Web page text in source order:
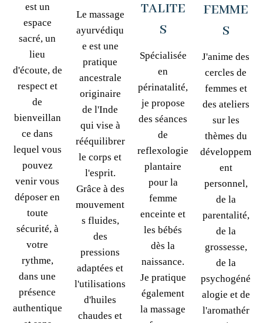
est un
espace
sacré, un
lieu
d'écoute, de
respect et
de
bienveillan
ce dans
lequel vous
pouvez
venir vous
déposer en
toute
sécurité, à
votre
rythme,
dans une
présence
authentique
Le massage
ayurvédiqu
e est une
pratique
ancestrale
originaire
de l'Inde
qui vise à
rééquilibrer
le corps et
l'esprit.
Grâce à des
mouvement
s fluides,
des
pressions
adaptées et
l'utilisations
d'huiles
chaudes et
TALITE
S
Spécialisée
en
périnatalité,
je propose
des séances
de
reflexologie
plantaire
pour la
femme
enceinte et
les bébés
dès la
naissance.
Je pratique
également
la massage
FEMME
S
J'anime des
cercles de
femmes et
des ateliers
sur les
thèmes du
développem
ent
personnel,
de la
parentalité,
de la
grossesse,
de la
psychogéné
alogie et de
l'aromathér